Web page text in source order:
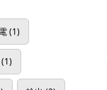
(1)
(1)